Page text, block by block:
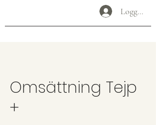
Logga in
Omsättning Tejp
+